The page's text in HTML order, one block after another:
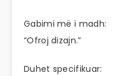
Gabimi më i madh:
“Ofroj dizajn.”
Duhet specifikuar: